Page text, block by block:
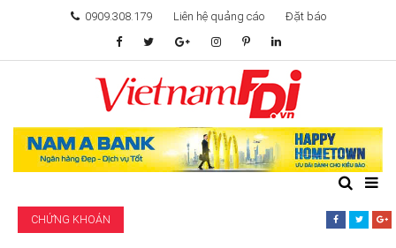
0909.308.179 Liên hệ quảng cáo Đặt báo
TÂM ĐIỂM ĐẦU TƯ
TÀI CHÍNH
KHỞI NGHIỆP
CHỨNG KHOÁN